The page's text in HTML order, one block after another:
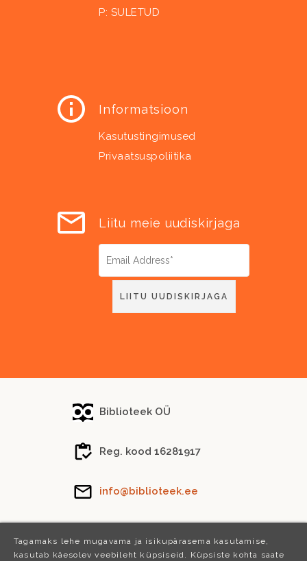
P: SULETUD
Informatsioon
Kasutustingimused
Privaatsuspoliitika
Liitu meie uudiskirjaga
Biblioteek OÜ
Reg. kood 16281917
info@biblioteek.ee
Tagamaks lehe mugavama ja isikupärasema kasutamise,
kasutab käesolev veebileht küpsiseid. Küpsiste kohta saate